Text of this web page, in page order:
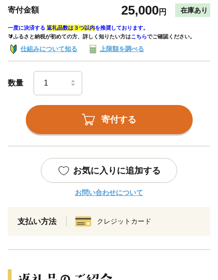
寄付金額 25,000円 在庫あり
一度に決済する 返礼品数は３つ以内を推奨しております。
🔰ふるさと納税が初めての方、詳しく知りたい方はこちらでご確認ください。
仕組みについて知る 上限額を調べる
数量
寄付する
お気に入りに追加する
お問い合わせについて
支払い方法 クレジットカード